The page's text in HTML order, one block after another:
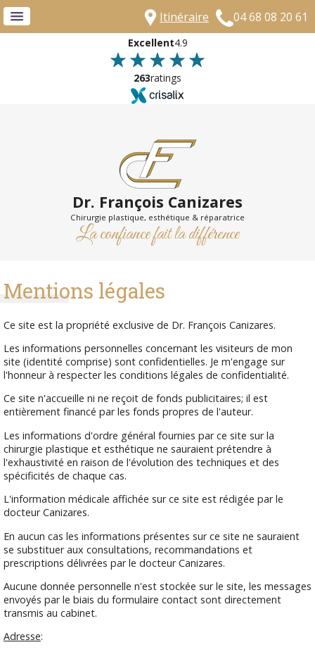
04 68 08 20 61
Itinéraire
Excellent4.9
263ratings
Dr. François Canizares
Chirurgie plastique, esthétique & réparatrice
La confiance fait la différence
Mentions légales
Ce site est la propriété exclusive de Dr. François Canizares.
Les informations personnelles concernant les visiteurs de mon
site (identité comprise) sont confidentielles. Je m'engage sur
l'honneur à respecter les conditions légales de confidentialité.
Ce site n'accueille ni ne reçoit de fonds publicitaires; il est
entièrement financé par les fonds propres de l'auteur.
Les informations d'ordre général fournies par ce site sur la
chirurgie plastique et esthétique ne sauraient prétendre à
l'exhaustivité en raison de l'évolution des techniques et des
spécificités de chaque cas.
L'information médicale affichée sur ce site est rédigée par le
docteur Canizares.
En aucun cas les informations présentes sur ce site ne sauraient
se substituer aux consultations, recommandations et
prescriptions délivrées par le docteur Canizares.
Aucune donnée personnelle n'est stockée sur le site, les messages
envoyés par le biais du formulaire contact sont directement
transmis au cabinet.
Adresse: